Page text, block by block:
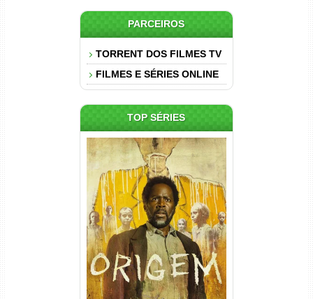
PARCEIROS
TORRENT DOS FILMES TV
FILMES E SÉRIES ONLINE
TOP SÉRIES
Origem 4ª Temporada Torrent
(2026) WEB-DL 1080p/4K
Dual Áudio